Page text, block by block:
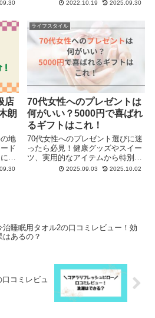
2022.10.19 2025.09.30
店
朗
地
ド
な
扱
ライフスタイル
70代女性へのプレゼントは
何がいい？5000円で喜ばれ
るギフトはこれ！
70代女性へのプレゼント選びに迷
ったら必見！健康グッズやスイー
ツ、実用的なアイテムから特別感
のある小物まで、予算5,000円で
2025.09.03 2025.10.02
治睡眠用タオル2の口コミレビュー！効
はあるの？
コミレビュ